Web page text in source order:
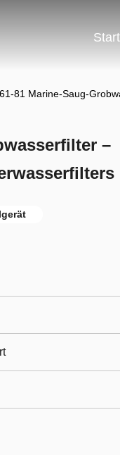
81 Marine-Saug-
–